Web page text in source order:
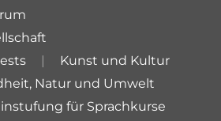
Kunst und Kultur
Natur und Umwelt
für Sprachkurse